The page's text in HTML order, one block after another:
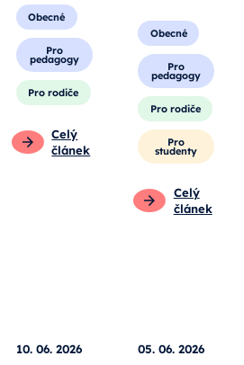
Obecné
Pro
pedagogy
Pro rodiče
Celý
článek
Obecné
Pro
pedagogy
Pro rodiče
Pro
studenty
Celý
článek
10. 06. 2026 05. 06. 2026